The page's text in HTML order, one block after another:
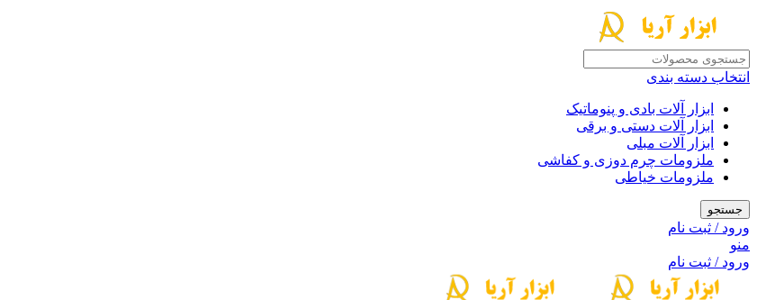
انتخاب دسته بندی
ابزار آلات بادی و پنوماتیک
ابزار آلات دستی و برقی
ابزار آلات مبلی
ملزومات چرم دوزی و کفاشی
ملزومات خیاطی
جستجو
ورود / ثبت نام
منو
ورود / ثبت نام